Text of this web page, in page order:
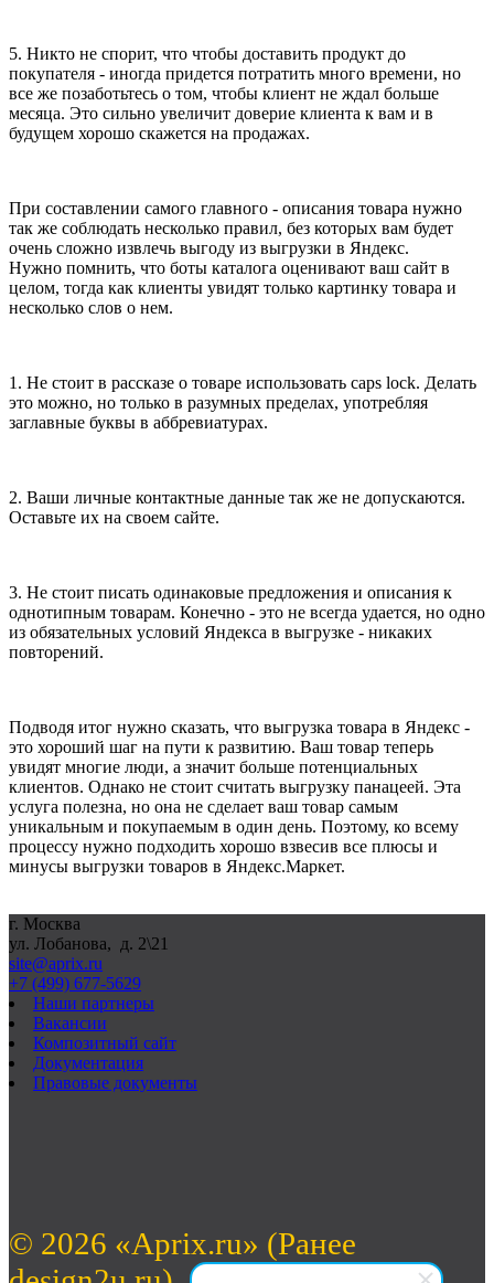
5. Никто не спорит, что чтобы доставить продукт до
покупателя - иногда придется потратить много времени, но
все же позаботьтесь о том, чтобы клиент не ждал больше
месяца. Это сильно увеличит доверие клиента к вам и в
будущем хорошо скажется на продажах.
При составлении самого главного - описания товара нужно
так же соблюдать несколько правил, без которых вам будет
очень сложно извлечь выгоду из выгрузки в Яндекс.
Нужно помнить, что боты каталога оценивают ваш сайт в
целом, тогда как клиенты увидят только картинку товара и
несколько слов о нем.
1. Не стоит в рассказе о товаре использовать caps lock. Делать
это можно, но только в разумных пределах, употребляя
заглавные буквы в аббревиатурах.
2. Ваши личные контактные данные так же не допускаются.
Оставьте их на своем сайте.
3. Не стоит писать одинаковые предложения и описания к
однотипным товарам. Конечно - это не всегда удается, но одно
из обязательных условий Яндекса в выгрузке - никаких
повторений.
Подводя итог нужно сказать, что выгрузка товара в Яндекс -
это хороший шаг на пути к развитию. Ваш товар теперь
увидят многие люди, а значит больше потенциальных
клиентов. Однако не стоит считать выгрузку панацеей. Эта
услуга полезна, но она не сделает ваш товар самым
уникальным и покупаемым в один день. Поэтому, ко всему
процессу нужно подходить хорошо взвесив все плюсы и
минусы выгрузки товаров в Яндекс.Маркет.
г. Москва
ул. Лобанова, д. 2\21
site@aprix.ru
+7 (499) 677-5629
Наши партнеры
Вакансии
Композитный сайт
Документация
Правовые документы
© 2026 «Aprix.ru» (Ранее